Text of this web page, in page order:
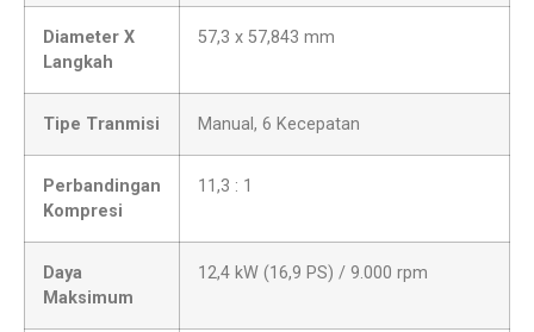
Diameter X
Langkah
57,3 x 57,843 mm
Tipe Tranmisi Manual, 6 Kecepatan
Perbandingan
Kompresi
11,3 : 1
Daya
Maksimum
12,4 kW (16,9 PS) / 9.000 rpm